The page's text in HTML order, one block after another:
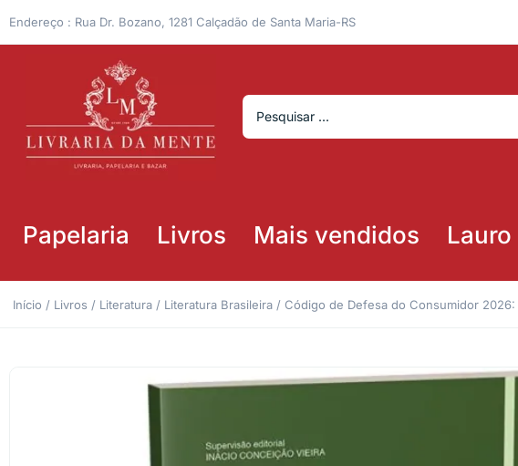
Endereço : Rua Dr. Bozano, 1281 Calçadão de Santa Maria-RS
Papelaria Livros Mais vendidos
Início / Livros / Literatura / Literatura Brasileira / Código de Defesa do Consumidor 2026: